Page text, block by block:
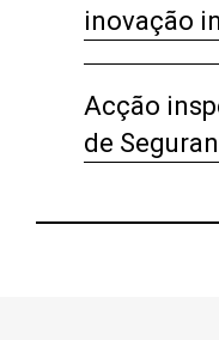
inovação
Acção
de